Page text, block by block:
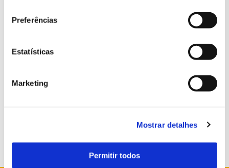
Preferências
Estatísticas
Marketing
Mostrar detalhes
Permitir todos